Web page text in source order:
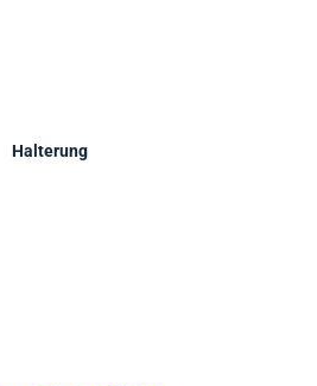
Halterung